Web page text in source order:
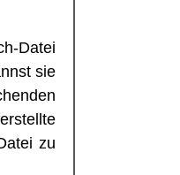
Datei
sie
zu